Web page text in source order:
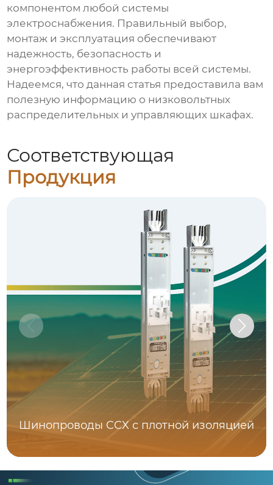
компонентом любой системы
электроснабжения. Правильный выбор,
монтаж и эксплуатация обеспечивают
надежность, безопасность и
энергоэффективность работы всей системы.
Надеемся, что данная статья предоставила вам
полезную информацию о низковольтных
распределительных и управляющих шкафах.
Соответствующая
Продукция
Шинопроводы CCX с плотной изоляцией